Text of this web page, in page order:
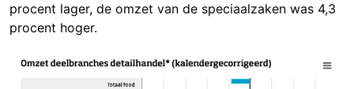
procent lager, de omzet van de speciaalzaken was 4,3
procent hoger.